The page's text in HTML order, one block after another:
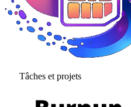
Tâches et projets